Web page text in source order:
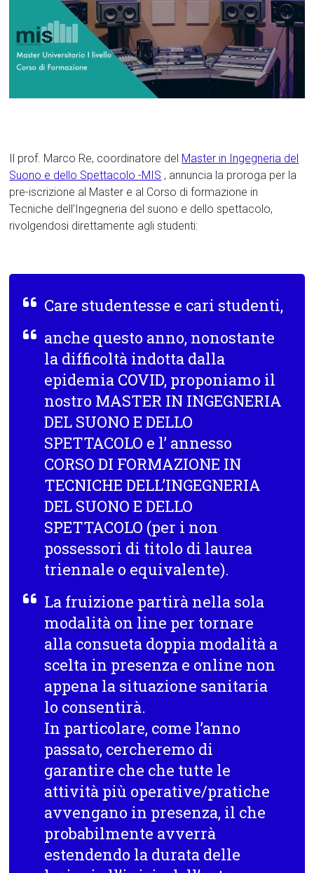
Il prof. Marco Re, coordinatore del Master in Ingegneria del
Suono e dello Spettacolo -MIS , annuncia la proroga per la
pre-iscrizione al Master e al Corso di formazione in
Tecniche dell’Ingegneria del suono e dello spettacolo,
rivolgendosi direttamente agli studenti:
Care studentesse e cari studenti,
anche questo anno, nonostante
la difficoltà indotta dalla
epidemia COVID, proponiamo il
nostro MASTER IN INGEGNERIA
DEL SUONO E DELLO
SPETTACOLO e l’ annesso
CORSO DI FORMAZIONE IN
TECNICHE DELL’INGEGNERIA
DEL SUONO E DELLO
SPETTACOLO (per i non
possessori di titolo di laurea
triennale o equivalente).
La fruizione partirà nella sola
modalità on line per tornare
alla consueta doppia modalità a
scelta in presenza e online non
appena la situazione sanitaria
lo consentirà.
In particolare, come l’anno
passato, cercheremo di
garantire che che tutte le
attività più operative/pratiche
avvengano in presenza, il che
probabilmente avverrà
estendendo la durata delle